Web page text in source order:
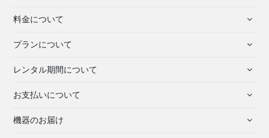
料金について
プランについて
レンタル期間について
お支払いについて
機器のお届け